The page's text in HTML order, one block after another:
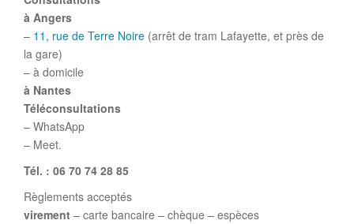
à Angers
– 11, rue de Terre Noire (arrêt de tram Lafayette, et près de
la gare)
– à domicile
à Nantes
Téléconsultations
– WhatsApp
– Meet.
Tél. : 06 70 74 28 85
Règlements acceptés
virement – carte bancaire – chèque – espèces